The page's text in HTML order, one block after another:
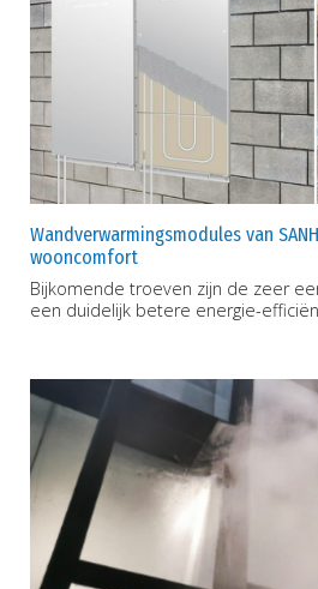
Wandverwarmingsmodules van
wooncomfort
Bijkomende troeven zijn de zeer
een duidelijk betere energie-